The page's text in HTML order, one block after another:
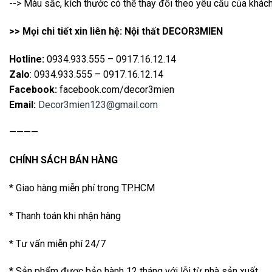
--> Màu sắc, kích thước có thể thay đổi theo yêu cầu của
>> Mọi chi tiết xin liên hệ: Nội thất DECOR3MIEN
Hotline: 0934.933.555 – 0917.16.12.14
Zalo: 0934.933.555 – 0917.16.12.14
Facebook: facebook.com/decor3mien
Email: Decor3mien123@gmail.com
————
CHÍNH SÁCH BÁN HÀNG
* Giao hàng miễn phí trong TP.HCM
* Thanh toán khi nhận hàng
* Tư vấn miễn phí 24/7